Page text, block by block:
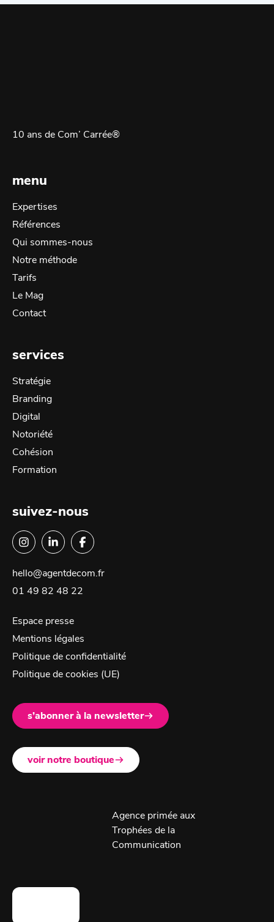
10 ans de Com’ Carrée®
menu
Expertises
Références
Qui sommes-nous
Notre méthode
Tarifs
Le Mag
Contact
services
Stratégie
Branding
Digital
Notoriété
Cohésion
Formation
suivez-nous
hello@agentdecom.fr
01 49 82 48 22
Espace presse
Mentions légales
Politique de confidentialité
Politique de cookies (UE)
s’abonner à la newsletter
voir notre boutique
Agence primée aux
Trophées de la
Communication